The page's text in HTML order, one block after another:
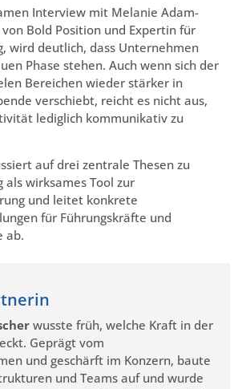
Interview mit Melanie Adam-
Bold Position und Expertin für
wird deutlich, dass Unternehmen
Phase stehen. Auch wenn sich der
Bereichen wieder stärker in
verschiebt, reicht es nicht aus,
lediglich kommunikativ zu
auf drei zentrale Thesen zu
als wirksames Tool zur
und leitet konkrete
für Führungskräfte und
ab.
wusste früh, welche Kraft in der
Geprägt vom
und geschärft im Konzern, baute
und Teams auf und wurde